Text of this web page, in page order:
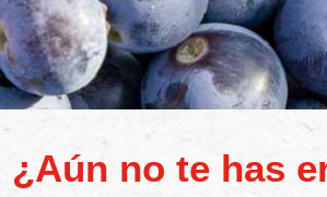
¿Aún no te has